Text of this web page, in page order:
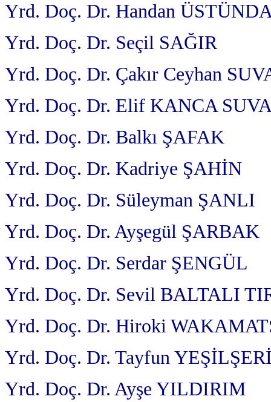
Yrd. Doç. Dr. Handan
Yrd. Doç. Dr. Seçil SAĞIR
Yrd. Doç. Dr. Çakır Ceyhan
Yrd. Doç. Dr. Elif KANCA
Yrd. Doç. Dr. Balkı ŞAFAK
Yrd. Doç. Dr. Kadriye ŞAHİN
Yrd. Doç. Dr. Süleyman ŞANLI
Yrd. Doç. Dr. Ayşegül ŞARBAK
Yrd. Doç. Dr. Serdar ŞENGÜL
Yrd. Doç. Dr. Sevil BALTALI
Yrd. Doç. Dr. Hiroki
Yrd. Doç. Dr. Tayfun
Yrd. Doç. Dr. Ayşe YILDIRIM